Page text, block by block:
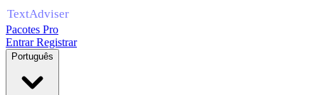
Pacotes Pro
EntrarRegistrar
Português